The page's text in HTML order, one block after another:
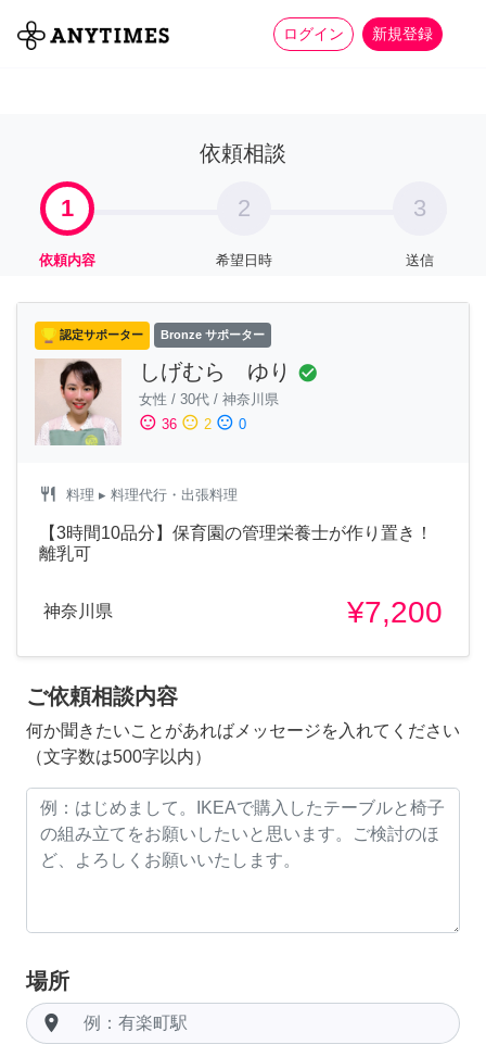
ログイン 新規登録
全て 家事 more_horiz
依頼相談
1
依頼内容
2
希望日時
3
送信
認定サポーター Bronze サポーター
しげむら ゆり check_circle
女性 / 30代 / 神奈川県
sentiment_satisfied 36 sentiment_neutral 2 sentiment_dissatisfied 0
restaurant 料理 ▸ 料理代行・出張料理
【3時間10品分】保育園の管理栄養士が作り置き！
離乳可
神奈川県 ¥7,200
ご依頼相談内容
何か聞きたいことがあればメッセージを入れてください
（文字数は500字以内）
場所
room